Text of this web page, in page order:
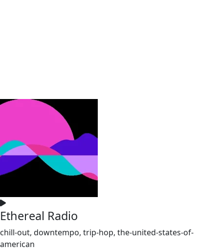
Ethereal Radio
chill-out, downtempo, trip-hop, the-united-states-of-
american